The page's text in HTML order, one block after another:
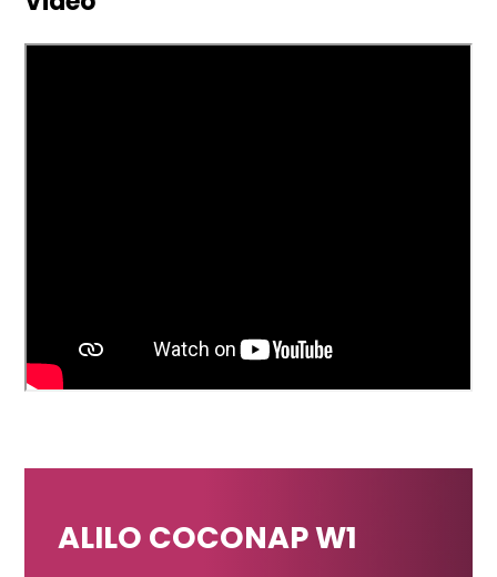
ALILO COCONAP W1